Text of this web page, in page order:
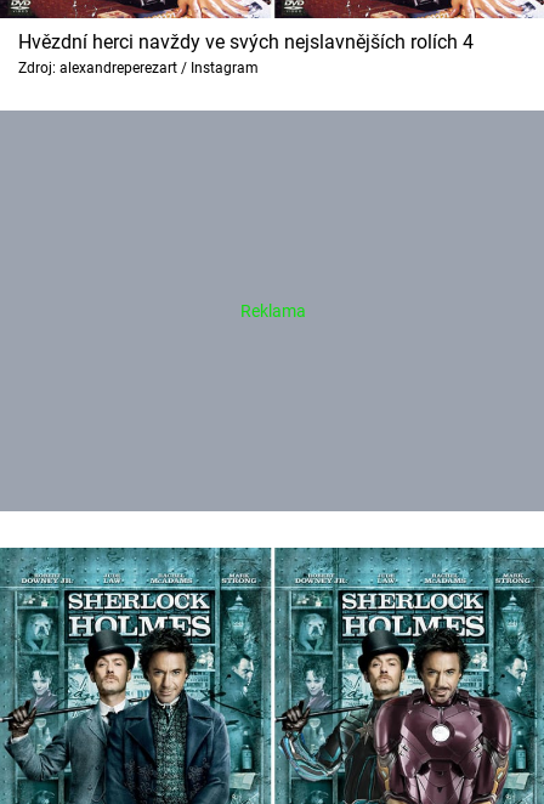
Hvězdní herci navždy ve svých nejslavnějších rolích 4
Zdroj: alexandreperezart / Instagram